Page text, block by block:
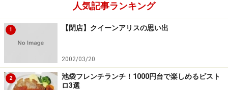
人気記事ランキング
1 【閉店】クイーンアリスの思い出
2002/03/20
2
池袋フレンチランチ！1000円台で楽しめるビスト
ロ3選